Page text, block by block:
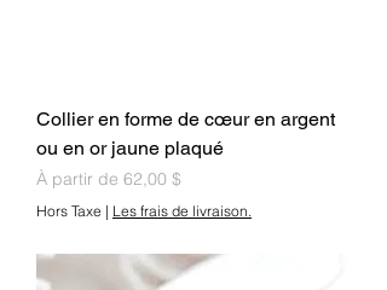
Collier en forme de cœur en argent
ou en or jaune plaqué
À partir de 62,00 $
Prix promotionnel
Hors Taxe | Les frais de livraison.